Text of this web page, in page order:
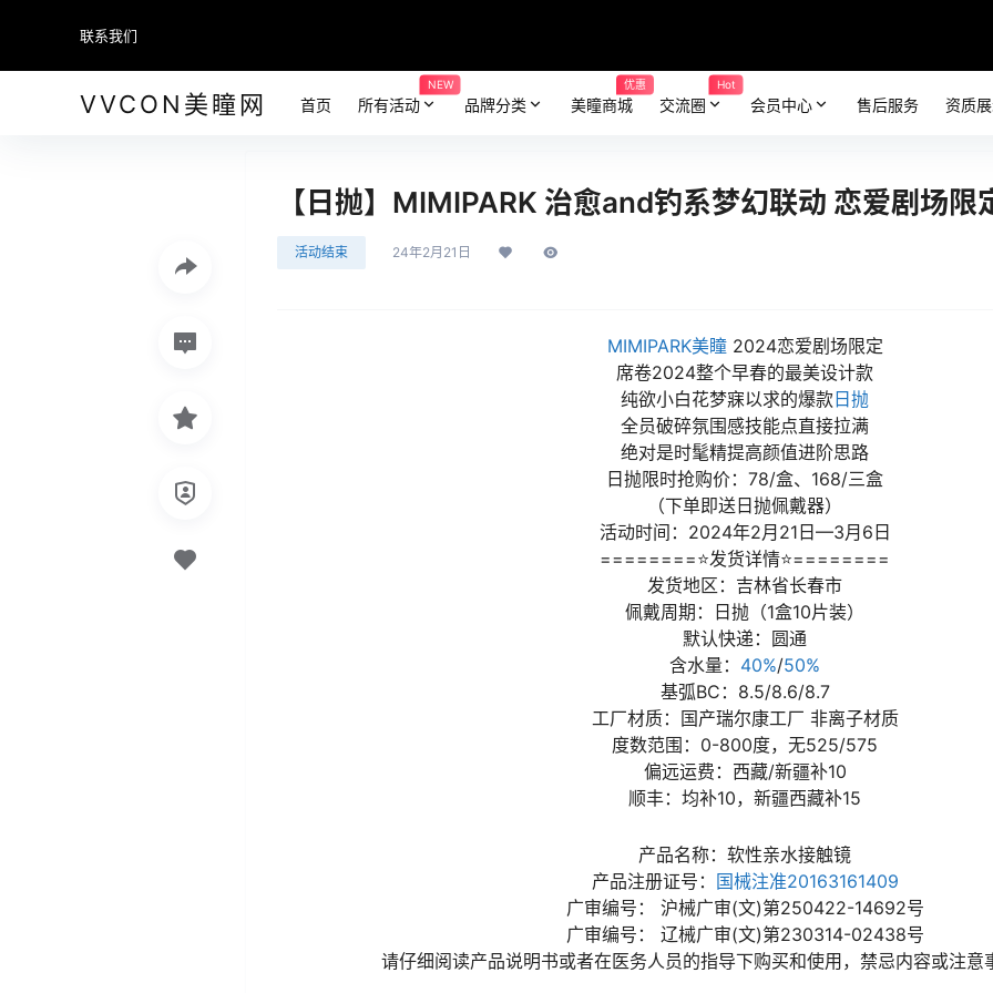
联系我们
VVCON美瞳网 首页 所有活动
NEW
品牌分类 美瞳商城
优惠
交流圈
Hot
会员中心 售后服务 资质
【日抛】MIMIPARK 治愈and钓系梦幻联动 恋爱剧场限
活动结束 24年2月21日
MIMIPARK美瞳2024恋爱剧场限定
席卷2024整个早春的最美设计款
纯欲小白花梦寐以求的爆款 日抛
全员破碎氛围感技能点直接拉满
绝对是时髦精提高颜值进阶思路
日抛限时抢购价：78/盒、168/三盒
（下单即送日抛佩戴器）
活动时间：2024年2月21日—3月6日
========⭐发货详情⭐========
发货地区：吉林省长春市
佩戴周期：日抛（1盒10片装）
默认快递：圆通
含水量： 40%/50%
基弧BC：8.5/8.6/8.7
工厂材质：国产瑞尔康工厂 非离子材质
度数范围：0-800度，无525/575
偏远运费：西藏/新疆补10
顺丰：均补10，新疆西藏补15
产品名称：软性亲水接触镜
产品注册证号：
国械注准20163161409
广审编号： 沪械广审(文)第250422-14692号
广审编号： 辽械广审(文)第230314-02438号
请仔细阅读产品说明书或者在医务人员的指导下购买和使用，禁忌内容或注意